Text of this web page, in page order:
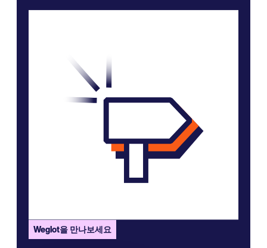
Weglot을 만나보세요